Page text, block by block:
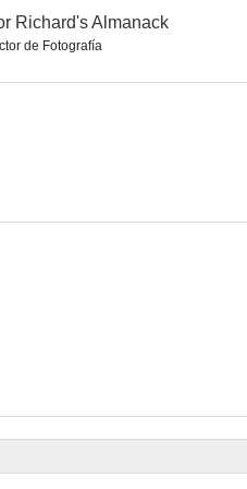
Richard's Almanack
de Fotografía